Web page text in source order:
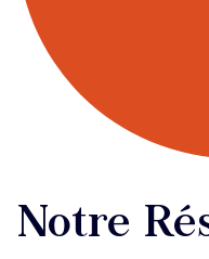
Notre